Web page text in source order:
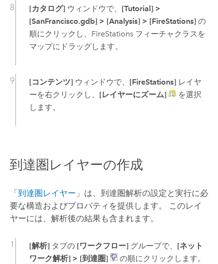
[カタログ]ウィンドウで、 [Tutorial] >
[SanFrancisco.gdb] > [Analysis] > [FireStations]の
順にクリックし、FireStations フィーチャクラスを
マップにドラッグします。
[コンテンツ]ウィンドウで、 [FireStations]レイヤ
ーを右クリックし、 [レイヤーにズーム]
を選択
します。
到達圏レイヤーの作成
「 到達圏レイヤー 」は、到達圏解析の設定と実行に必
要な構造およびプロパティを提供します。 このレイ
ヤーには、解析後の結果も含まれます。
[解析]タブの [ワークフロー]グループで、 [ネット
ワーク解析] > [到達圏] の順にクリックします。